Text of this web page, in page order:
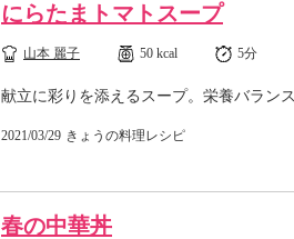
にらたまトマトスープ
山本 麗子 50 kcal 5分
献立に彩りを添えるスープ。栄養バラン
2021/03/29 きょうの料理レシピ
春の中華丼